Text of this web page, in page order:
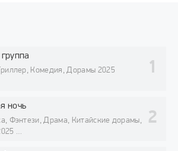
Комедия, Дорамы 2025
ночь
Фэнтези, Драма, Китайские дорамы,